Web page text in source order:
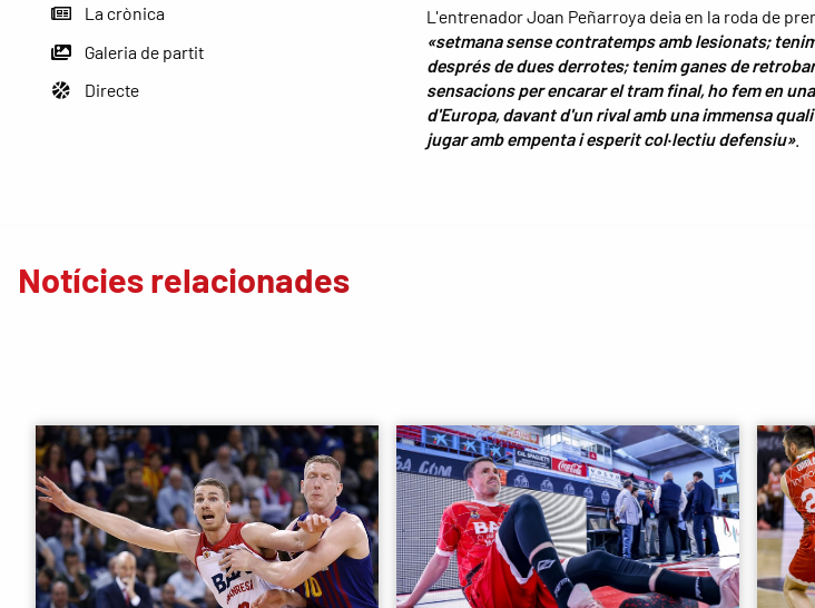
La crònica
Galeria de partit
Directe
L'entrenador Joan Peñarroya deia en la roda de
«setmana sense contratemps amb lesionats;
després de dues derrotes; tenim ganes de
sensacions per encarar el tram final, ho fem en
d'Europa, davant d'un rival amb una immensa
jugar amb empenta i esperit col·lectiu defensiu».
Notícies relacionades